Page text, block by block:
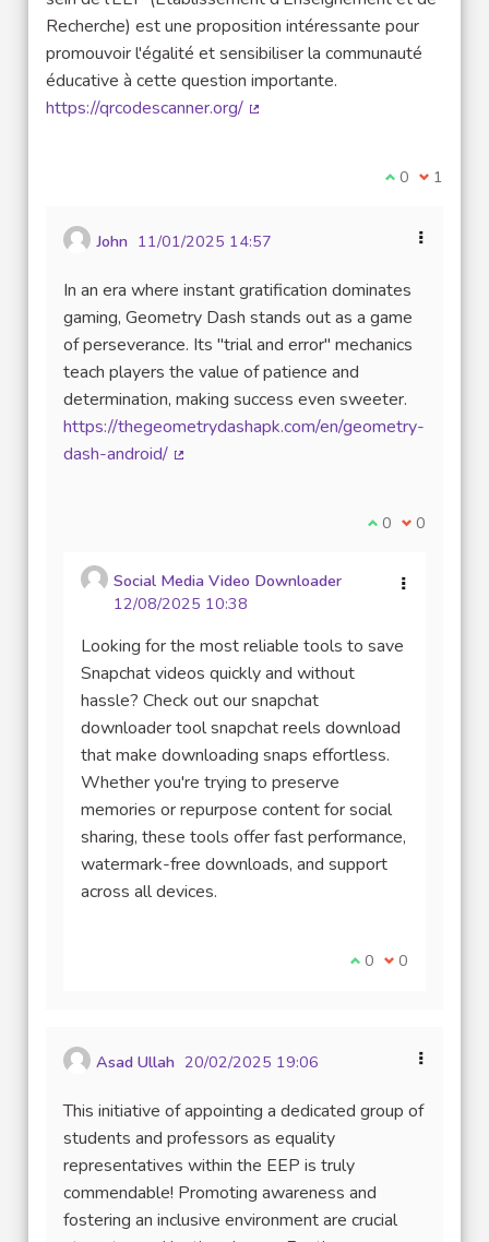
Recherche) est une proposition intéressante pour
promouvoir l'égalité et sensibiliser la communauté
éducative à cette question importante.
https://qrcodescanner.org/
Je suis
0 Je ne
1
John 11/01/2025 14:57
In an era where instant gratification dominates
gaming, Geometry Dash stands out as a game
of perseverance. Its "trial and error" mechanics
teach players the value of patience and
determination, making success even sweeter.
https://thegeometrydashapk.com/en/geometry-
dash-android/
Je suis d'accord
0 Je ne suis
0
Social Media Video Downloader
12/08/2025 10:38
Looking for the most reliable tools to save
Snapchat videos quickly and without
hassle? Check out our snapchat
downloader tool snapchat reels download
that make downloading snaps effortless.
Whether you're trying to preserve
memories or repurpose content for social
sharing, these tools offer fast performance,
watermark-free downloads, and support
across all devices.
Je suis d'accord
0 Je ne suis
0
Asad Ullah 20/02/2025 19:06
This initiative of appointing a dedicated group of
students and professors as equality
representatives within the EEP is truly
commendable! Promoting awareness and
fostering an inclusive environment are crucial